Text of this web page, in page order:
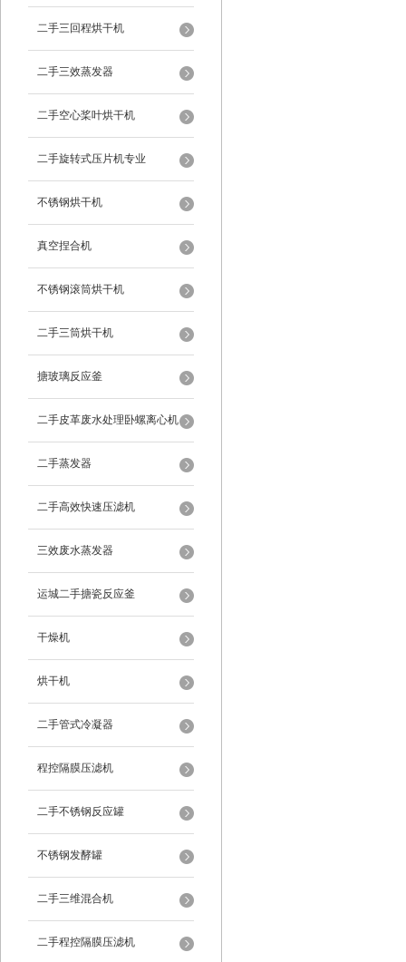
二手三回程烘干机
二手三效蒸发器
二手空心桨叶烘干机
二手旋转式压片机专业
不锈钢烘干机
真空捏合机
不锈钢滚筒烘干机
二手三筒烘干机
搪玻璃反应釜
二手皮革废水处理卧螺离心机
二手蒸发器
二手高效快速压滤机
三效废水蒸发器
运城二手搪瓷反应釜
干燥机
烘干机
二手管式冷凝器
程控隔膜压滤机
二手不锈钢反应罐
不锈钢发酵罐
二手三维混合机
二手程控隔膜压滤机